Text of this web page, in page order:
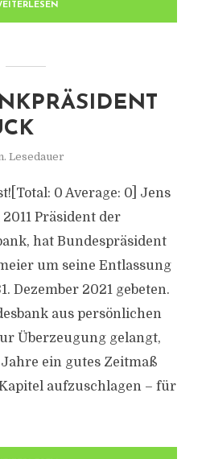
Lesedauer
0 Average: 0] Jens
Präsident der
hat Bundespräsident
um seine Entlassung
Dezember 2021 gebeten.
aus persönlichen
Überzeugung gelangt,
ein gutes Zeitmaß
aufzuschlagen – für